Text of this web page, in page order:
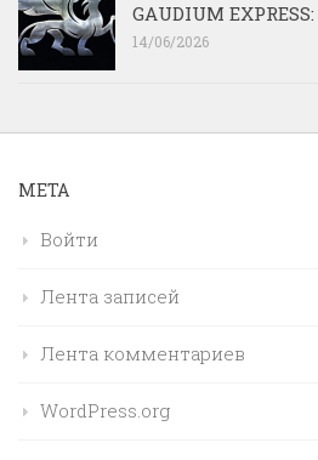
GAUDIUM
14/06/2026
МЕТА
Войти
Лента записей
Лента комментариев
WordPress.org